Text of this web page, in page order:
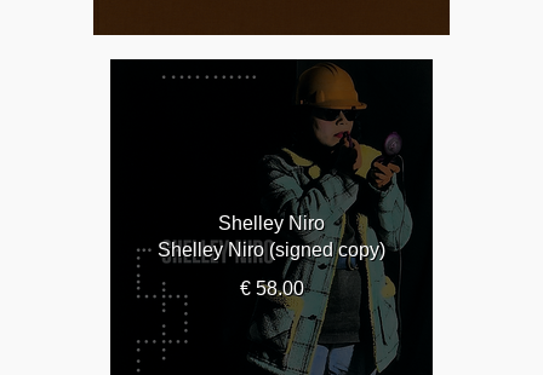
Shelley Niro
Shelley Niro (signed copy)
€ 58.00